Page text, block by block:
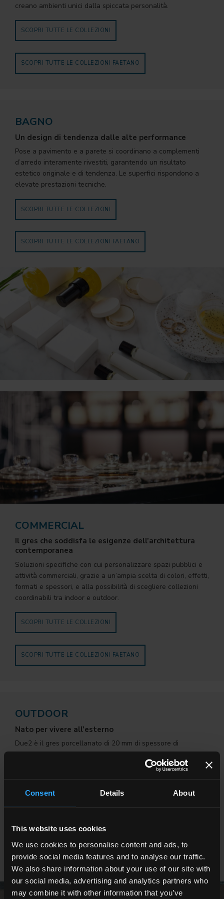
Consent Details About
This website uses cookies
We use cookies to personalise content and ads, to
provide social media features and to analyse our traffic.
We also share information about your use of our site with
our social media, advertising and analytics partners who
may combine it with other information that you’ve
creano ambienti unici dalla spiccata personalità.
SCOPRI TUTTE LE COLLEZIONI
SCOPRI TUTTE LE COLLEZIONI FAETANO
BAGNO
Un design di tendenza dalle alte performance
Pose a pavimento e a parete si coordinano a complementi
d’arredo interamente rivestiti, garantendo un risultato
estetico originale e di tendenza. Le superfici rispondono a
elevate prestazioni tecniche.
SCOPRI TUTTE LE COLLEZIONI
SCOPRI TUTTE LE COLLEZIONI FAETANO
COMMERCIAL
Il gres che soddisfa le esigenze dell’architettura
contemporanea
Soluzioni specifiche con cui personalizzare spazi pubblici e
attività commerciali, grazie a un’ampia scelta di colori, effetti,
formati e spessori, e alla possibilità di scegliere collezioni
coordinabili tra indoor e outdoor.
SCOPRI TUTTE LE COLLEZIONI
SCOPRI TUTTE LE COLLEZIONI FAETANO
OUTDOOR
Nato per vivere all'esterno
Due2 è il gres porcellanato di 20 mm di spessore di
Ceramica del Conca, la giusta soluzione per pavimentare
ogni tipo di superficie esterna. Resistenza all’usura, allo
estetico identico ai più avanzati prodotti per interno.
SCOPRI TUTTE LE COLLEZIONI FAETANO